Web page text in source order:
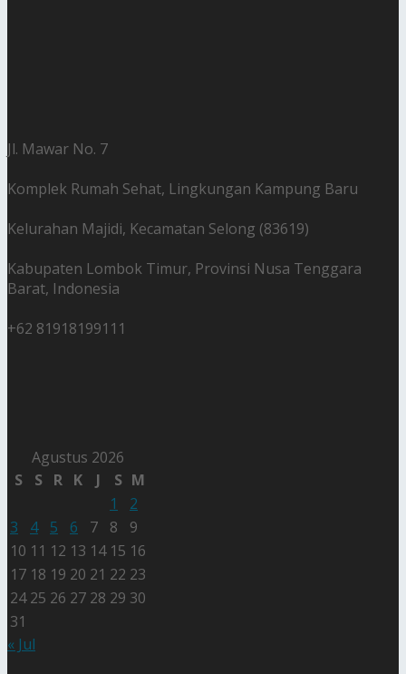
Jl. Mawar No. 7
Komplek Rumah Sehat, Lingkungan Kampung Baru
Kelurahan Majidi, Kecamatan Selong (83619)
Kabupaten Lombok Timur, Provinsi Nusa Tenggara
Barat, Indonesia
+62 81918199111
Agustus 2026
S
S R K J S M
1
2
3
4 5 6 7 8
9
10 11 12 13 14 15 16
17 18 19 20 21 22 23
24 25 26 27 28 29 30
31
« Jul